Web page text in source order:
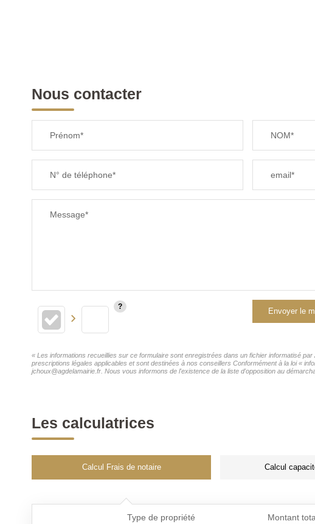
Nous contacter
Prénom* NOM*
N° de téléphone* email*
Message*
Envoyer le
« Les informations recueillies sur ce formulaire sont enregistrées dans un fichier informatisé
prescriptions légales applicables et sont destinées à nos conseillers Conformément à la loi «
jchoux@agdelamairie.fr. Nous vous informons de l'existence de la liste d'opposition au
Les calculatrices
Calcul Frais de notaire Calcul